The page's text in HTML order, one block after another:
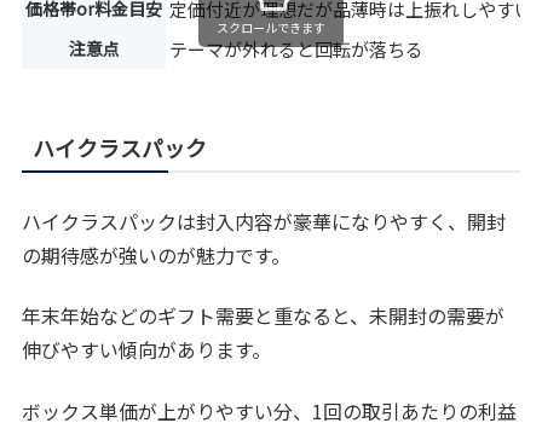
価格帯or料金目安 定価付近が理想だが品薄時は上振れしやすい
注意点 テーマが外れると回転が落ちる
スクロールできます
ハイクラスパック
ハイクラスパックは封入内容が豪華になりやすく、開封
の期待感が強いのが魅力です。
年末年始などのギフト需要と重なると、未開封の需要が
伸びやすい傾向があります。
ボックス単価が上がりやすい分、1回の取引あたりの利益